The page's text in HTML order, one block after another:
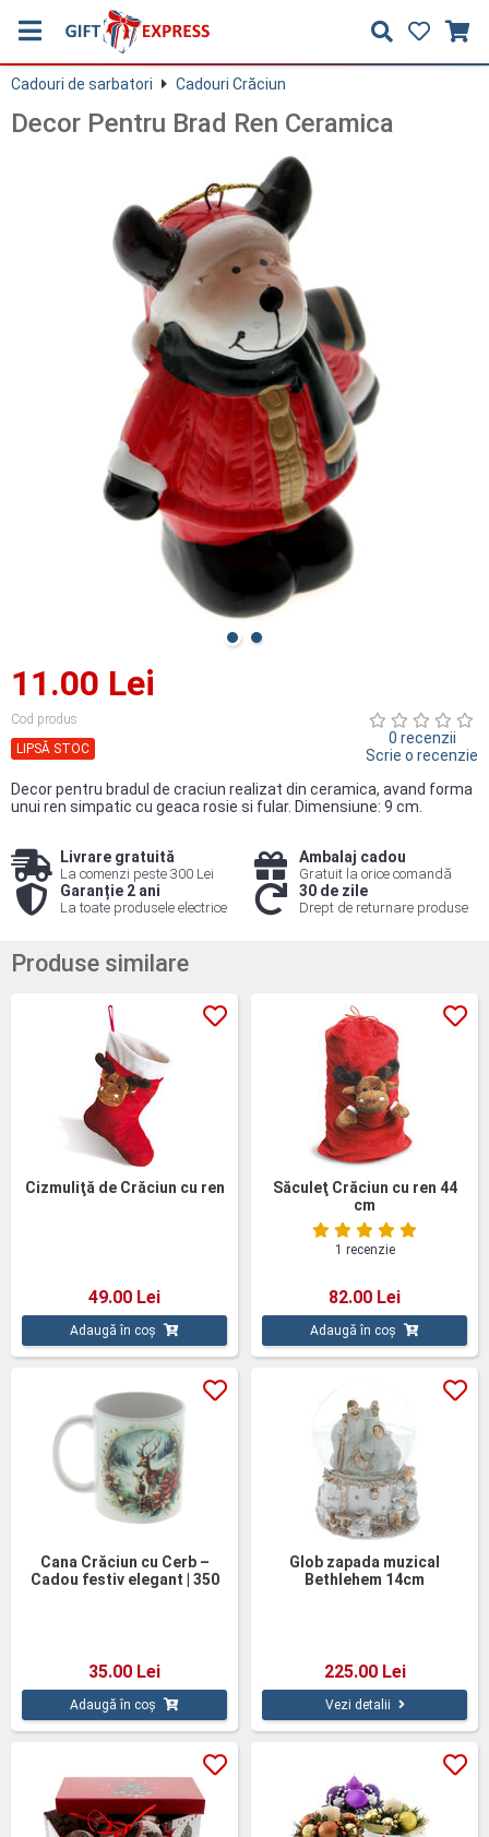
Cadouri de sarbatori Cadouri Crăciun
Decor Pentru Brad Ren Ceramica
11.00 Lei
Cod produs
LIPSĂ STOC
0 recenzii
Scrie o recenzie
Decor pentru bradul de craciun realizat din ceramica, avand forma
unui ren simpatic cu geaca rosie si fular. Dimensiune: 9 cm.
Livrare gratuită
La comenzi peste 300 Lei
Ambalaj cadou
Gratuit la orice comandă
Garanție 2 ani
La toate produsele electrice
30 de zile
Drept de returnare produse
Produse similare
Cizmuliţă de Crăciun cu ren
49.00 Lei
Adaugă în coș
Săculeţ Crăciun cu ren 44
cm
1 recenzie
82.00 Lei
Adaugă în coș
Cana Crăciun cu Cerb –
Cadou festiv elegant | 350
35.00 Lei
Adaugă în coș
Glob zapada muzical
Bethlehem 14cm
225.00 Lei
Vezi detalii